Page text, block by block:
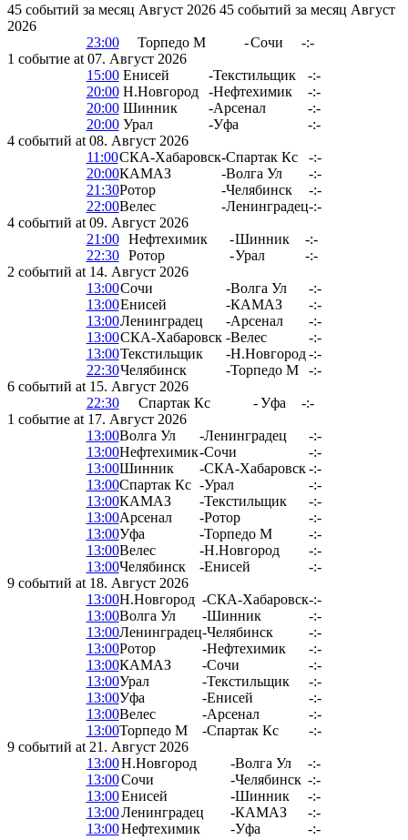
45 событий за месяц Август 2026 45 событий за месяц Август
2026
23:00
Торпедо М -Сочи
-:-
1 событие at 07. Август 2026
15:00 Енисей -Текстильщик
-:-
20:00 Н.Новгород -Нефтехимик
-:-
20:00 Шинник -Арсенал
-:-
20:00 Урал -Уфа
-:-
4 событий at 08. Август 2026
11:00СКА-Хабаровск-Спартак Кс
-:-
20:00КАМАЗ -Волга Ул
-:-
21:30Ротор -Челябинск
-:-
22:00Велес -Ленинградец-:-
4 событий at 09. Август 2026
21:00
Нефтехимик -Шинник
-:-
22:30
Ротор -Урал
-:-
2 событий at 14. Август 2026
13:00Сочи -Волга Ул
-:-
13:00Енисей -КАМАЗ
-:-
13:00Ленинградец -Арсенал
-:-
13:00СКА-Хабаровск -Велес
-:-
13:00Текстильщик -Н.Новгород -:-
22:30Челябинск -Торпедо М
-:-
6 событий at 15. Август 2026
22:30
Спартак Кс - Уфа
-:-
1 событие at 17. Август 2026
13:00Волга Ул -Ленинградец
-:-
13:00Нефтехимик-Сочи
-:-
13:00Шинник -СКА-Хабаровск -:-
13:00Спартак Кс -Урал
-:-
13:00КАМАЗ -Текстильщик
-:-
13:00Арсенал -Ротор
-:-
13:00Уфа -Торпедо М
-:-
13:00Велес -Н.Новгород
-:-
13:00Челябинск -Енисей
-:-
9 событий at 18. Август 2026
13:00Н.Новгород -СКА-Хабаровск-:-
13:00Волга Ул -Шинник
-:-
13:00Ленинградец-Челябинск
-:-
13:00Ротор -Нефтехимик
-:-
13:00КАМАЗ -Сочи
-:-
13:00Урал -Текстильщик
-:-
13:00Уфа -Енисей
-:-
13:00Велес -Арсенал
-:-
13:00Торпедо М -Спартак Кс
-:-
9 событий at 21. Август 2026
13:00Н.Новгород -Волга Ул
-:-
13:00Сочи -Челябинск -:-
13:00Енисей -Шинник
-:-
13:00Ленинградец -КАМАЗ
-:-
13:00Нефтехимик -Уфа
-:-